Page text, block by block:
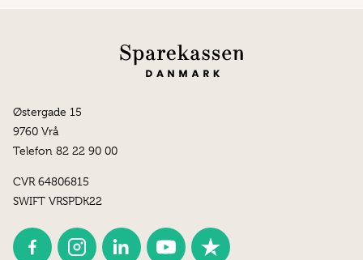
Østergade 15
9760 Vrå
Telefon 82 22 90 00
CVR 64806815
SWIFT VRSPDK22